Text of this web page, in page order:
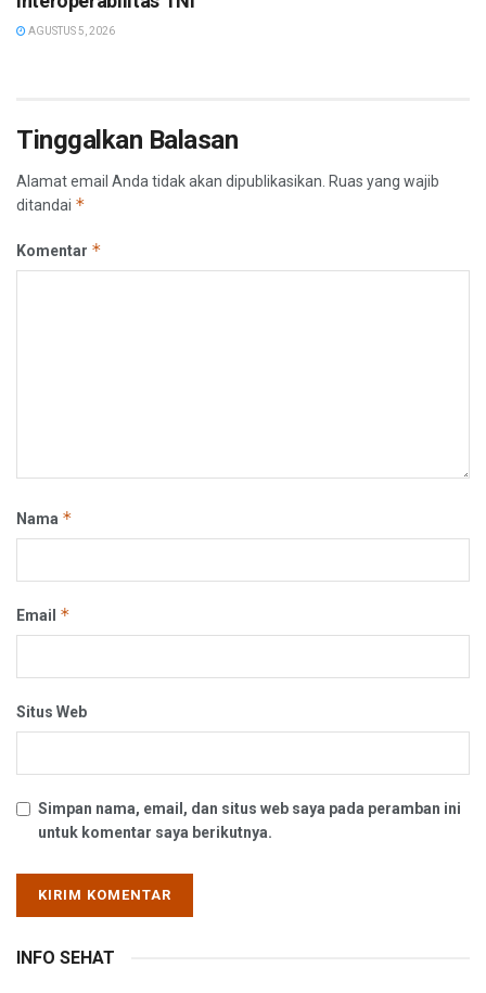
AGUSTUS 5, 2026
Tinggalkan Balasan
Alamat email Anda tidak akan dipublikasikan. Ruas yang wajib
ditandai *
Komentar *
Nama *
Email *
Situs Web
Simpan nama, email, dan situs web saya pada peramban ini
untuk komentar saya berikutnya.
INFO SEHAT